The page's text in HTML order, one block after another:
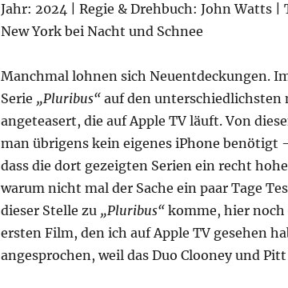
Jahr: 2024 | Regie & Drehbuch: John Watts
New York bei Nacht und Schnee
Manchmal lohnen sich Neuentdeckungen.
Serie „Pluribus“auf den unterschiedlichsten
angeteasert, die auf Apple TV läuft. Von
man übrigens kein eigenes iPhone
dass die dort gezeigten Serien ein recht
warum nicht mal der Sache ein paar Tage
dieser Stelle zu „Pluribus“komme, hier noch
ersten Film, den ich auf Apple TV gesehen
angesprochen, weil das Duo Clooney und